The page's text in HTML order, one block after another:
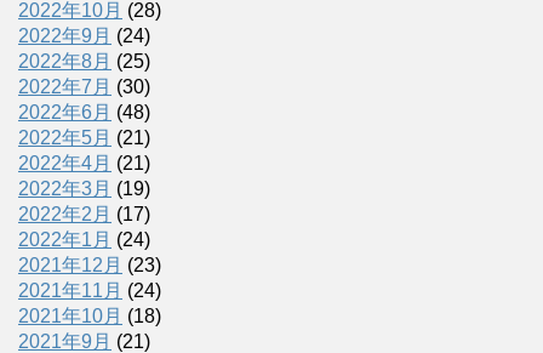
2022年10月 (28)
2022年9月 (24)
2022年8月 (25)
2022年7月 (30)
2022年6月 (48)
2022年5月 (21)
2022年4月 (21)
2022年3月 (19)
2022年2月 (17)
2022年1月 (24)
2021年12月 (23)
2021年11月 (24)
2021年10月 (18)
2021年9月 (21)